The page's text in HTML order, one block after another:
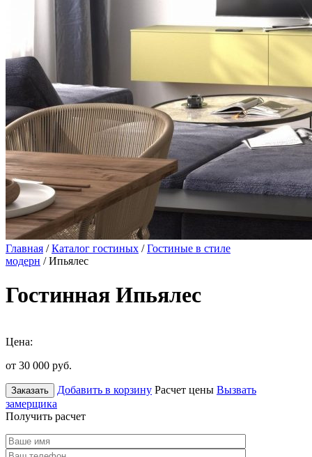
Главная /Каталог гостиных /Гостиные в стиле
модерн / Ипьялес
Гостинная Ипьялес
Цена:
от 30 000 руб.
Заказать Добавить в корзину Расчет цены Вызвать
замерщика
Получить расчет